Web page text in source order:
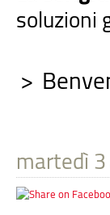
soluzioni
>
martedì